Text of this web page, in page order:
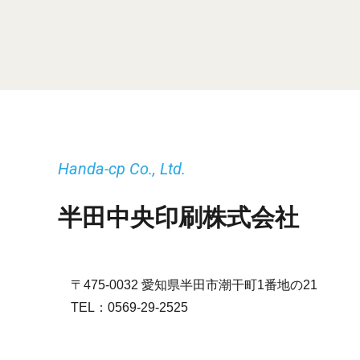
半田中央印刷株式会社
Handa-cp Co., Ltd.
〒475-0032 愛知県半田市潮干町1番地の21
TEL： 0569-29-2525